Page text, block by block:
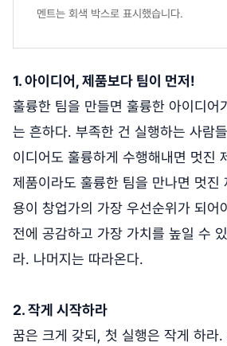
멘트는 회색 박스로 표시했습니다.
1. 아이디어, 제품보다 팀이 먼저!
훌륭한 팀을 만들면 훌륭한 아이디어
는 흔하다. 부족한 건 실행하는 사람
이디어도 훌륭하게 수행해내면 멋진
제품이라도 훌륭한 팀을 만나면 멋진
용이 창업가의 가장 우선순위가 되어
전에 공감하고 가장 가치를 높일 수
라. 나머지는 따라온다.
2. 작게 시작하라
꿈은 크게 갖되, 첫 실행은 작게 하라